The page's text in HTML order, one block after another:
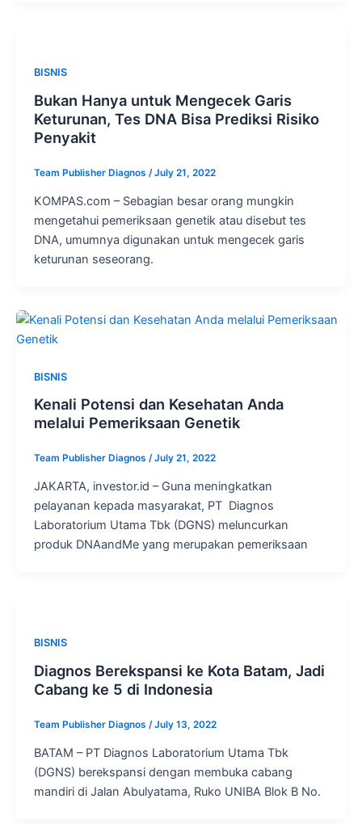
BISNIS
Bukan Hanya untuk Mengecek Garis
Keturunan, Tes DNA Bisa Prediksi Risiko
Penyakit
Team Publisher Diagnos /July 21, 2022
KOMPAS.com – Sebagian besar orang mungkin
mengetahui pemeriksaan genetik atau disebut tes
DNA, umumnya digunakan untuk mengecek garis
keturunan seseorang.
BISNIS
Kenali Potensi dan Kesehatan Anda
melalui Pemeriksaan Genetik
Team Publisher Diagnos /July 21, 2022
JAKARTA, investor.id – Guna meningkatkan
pelayanan kepada masyarakat, PT Diagnos
Laboratorium Utama Tbk (DGNS) meluncurkan
produk DNAandMe yang merupakan pemeriksaan
BISNIS
Diagnos Berekspansi ke Kota Batam, Jadi
Cabang ke 5 di Indonesia
Team Publisher Diagnos /July 13, 2022
BATAM – PT Diagnos Laboratorium Utama Tbk
(DGNS) berekspansi dengan membuka cabang
mandiri di Jalan Abulyatama, Ruko UNIBA Blok B No.